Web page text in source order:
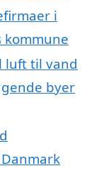
i
kommune
luft til vand
byer